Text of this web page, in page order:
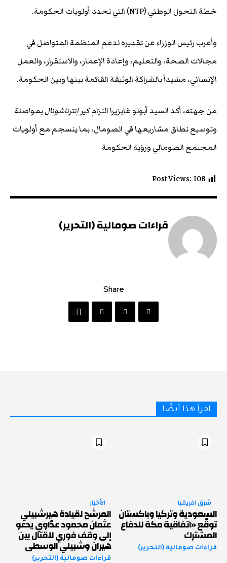
خطة التحول الوطني (NTP) التي تحدد أولويات الحكومة.
وأعرب رئيس الوزراء عن تقديره لدعم المنظمة المتواصل في
مجالات الصحة، والتعليم، وإعادة الإعمار، والاستقرار، والعمل
الإنساني، مشيداً بالشراكة الوثيقة القائمة بينها وبين الحكومة.
من جهته، أكد السيد أبولو غابزيرا التزامكير إنترناشونالبمواصلة
وتوسيع نطاق مشاريعها في الصومال، بما ينسجم مع أولويات
المجتمع الصومالي ورؤية الحكومة
Post Views: 108
قراءات صومالية (التحرير)
Share
اقرأ هذا أيضًا
شرق افريقيا
السعودية وتركيا وباكستان
توقّع «اتفاقية مكة للدفاع
المشترك
قراءات صومالية (التحرير)
الأخبار
المرشح لقيادة هيرشبيلي
عثمان محمود عدّاوي يدعو
إلى وقف فوري للقتال بين
هيران وشبيلي الوسطى
قراءات صومالية (التحرير)